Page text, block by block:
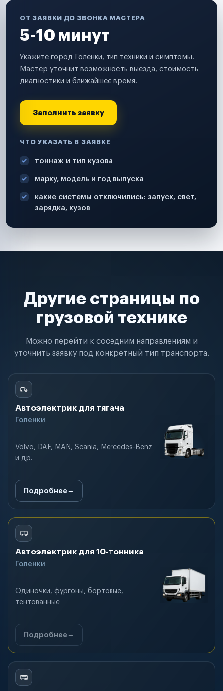
ОТ ЗАЯВКИ ДО ЗВОНКА МАСТЕРА
5-10 минут
Укажите город Голенки, тип техники и симптомы.
Мастер уточнит возможность выезда, стоимость
диагностики и ближайшее время.
Заполнить заявку
ЧТО УКАЗАТЬ В ЗАЯВКЕ
тоннаж и тип кузова
марку, модель и год выпуска
какие системы отключились: запуск, свет,
зарядка, кузов
Другие страницы по
грузовой технике
Можно перейти к соседним направлениям и
уточнить заявку под конкретный тип транспорта.
Автоэлектрик для тягача
Голенки
Volvo, DAF, MAN, Scania, Mercedes-Benz
и др.
Подробнее
Автоэлектрик для 10-тонника
Голенки
Одиночки, фургоны, бортовые,
тентованные
Подробнее